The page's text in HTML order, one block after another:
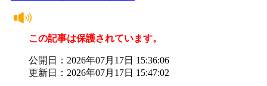
この記事は保護されています。
公開日：2026年07月17日 15:36:06
更新日：2026年07月17日 15:47:02